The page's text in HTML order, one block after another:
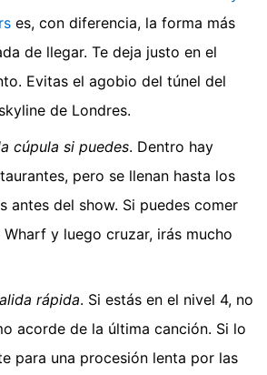
es, con diferencia, la forma más
de llegar. Te deja justo en el
Evitas el agobio del túnel del
de Londres.
cúpula si puedes. Dentro hay
pero se llenan hasta los
antes del show. Si puedes comer
y luego cruzar, irás mucho
rápida. Si estás en el nivel 4, no
acorde de la última canción. Si lo
para una procesión lenta por las